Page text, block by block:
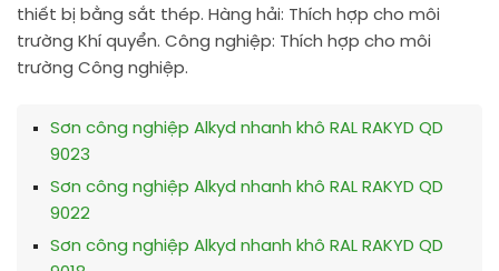
thiết bị bằng sắt thép. Hàng hải: Thích hợp cho môi
trường Khí quyển. Công nghiệp: Thích hợp cho môi
trường Công nghiệp.
Sơn công nghiệp Alkyd nhanh khô RAL RAKYD QD
9023
Sơn công nghiệp Alkyd nhanh khô RAL RAKYD QD
9022
Sơn công nghiệp Alkyd nhanh khô RAL RAKYD QD